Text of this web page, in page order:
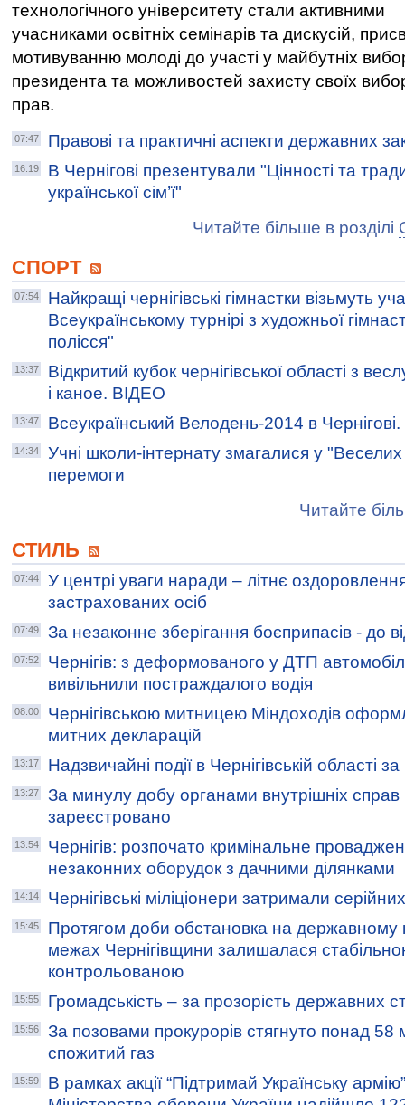
технологічного університету стали активними
учасниками освітніх семінарів та дискусій,
мотивуванню молоді до участі у майбутніх
президента та можливостей захисту своїх
прав.
07:47 Правові та практичні аспекти державних
16:19
В Чернігові презентували "Цінності та
української сім’ї"
Читайте більше в розділі
СПОРТ
07:54
Найкращі чернігівські гімнастки візьмуть
Всеукраїнському турнірі з художньої
полісся"
13:37
Відкритий кубок чернігівської області з
і каное. ВІДЕО
13:47 Всеукраїнський Велодень-2014 в Чернігові.
14:34
Учні школи-інтернату змагалися у
перемоги
Читайте
СТИЛЬ
07:44
У центрі уваги наради – літнє
застрахованих осіб
07:49 За незаконне зберігання боєприпасів - до
07:52
Чернігів: з деформованого у ДТП
вивільнили постраждалого водія
08:00
Чернігівською митницею Міндоходів
митних декларацій
13:17 Надзвичайні події в Чернігівській області
13:27
За минулу добу органами внутрішніх справ
зареєстровано
13:54
Чернігів: розпочато кримінальне
незаконних оборудок з дачними ділянками
14:14 Чернігівські міліціонери затримали
15:45
Протягом доби обстановка на державному
межах Чернігівщини залишалася
контрольованою
15:55 Громадськість – за прозорість державних
15:56
За позовами прокурорів стягнуто понад 58
спожитий газ
15:59
В рамках акції “Підтримай Українську